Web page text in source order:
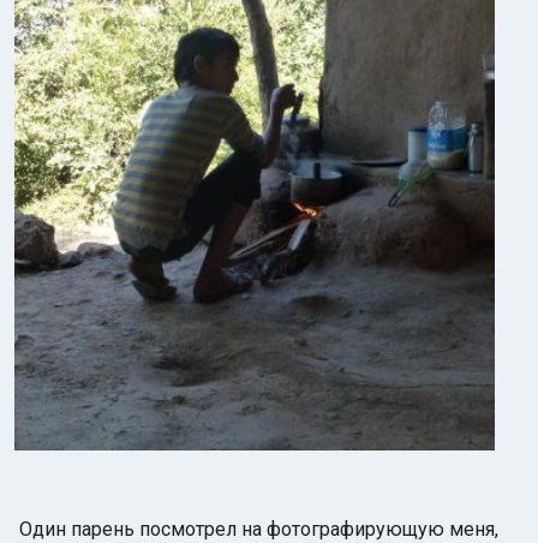
Один парень посмотрел на фотографирующую меня,